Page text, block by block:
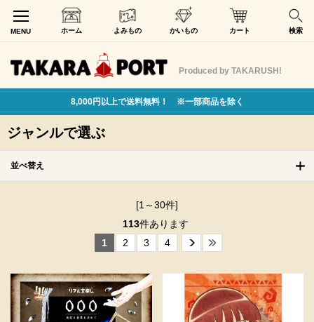
MENU ホーム よみもの かいもの カート 検索
Produced by TAKARUSH!
8,000円以上で送料無料！ ※一部商品を除く
ジャンルで選ぶ
並べ替え
[1～30件]
113件あります
1
2 3 4